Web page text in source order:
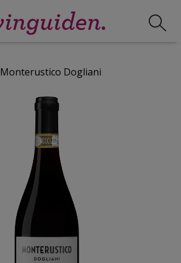
Monterustico Dogliani